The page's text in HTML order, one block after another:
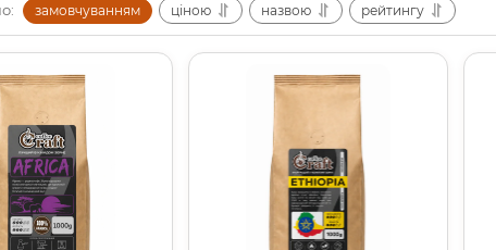
замовчуванням ціною назвою рейтингу